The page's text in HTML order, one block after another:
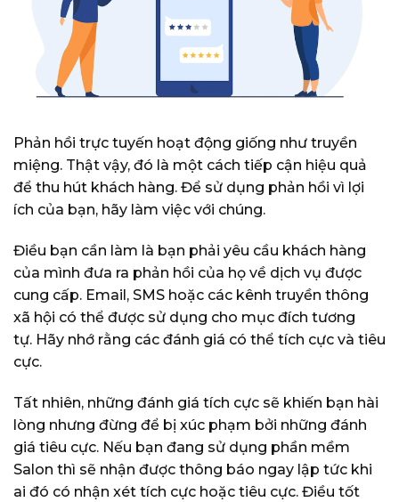
Phản hồi trực tuyến hoạt động giống như truyền
miệng. Thật vậy, đó là một cách tiếp cận hiệu quả
để thu hút khách hàng. Để sử dụng phản hồi vì lợi
ích của bạn, hãy làm việc với chúng.
Điều bạn cần làm là bạn phải yêu cầu khách hàng
của mình đưa ra phản hồi của họ về dịch vụ được
cung cấp. Email, SMS hoặc các kênh truyền thông
xã hội có thể được sử dụng cho mục đích tương
tự. Hãy nhớ rằng các đánh giá có thể tích cực và tiêu
cực.
Tất nhiên, những đánh giá tích cực sẽ khiến bạn hài
lòng nhưng đừng để bị xúc phạm bởi những đánh
giá tiêu cực. Nếu bạn đang sử dụng phần mềm
Salon thì sẽ nhận được thông báo ngay lập tức khi
ai đó có nhận xét tích cực hoặc tiêu cực. Điều tốt